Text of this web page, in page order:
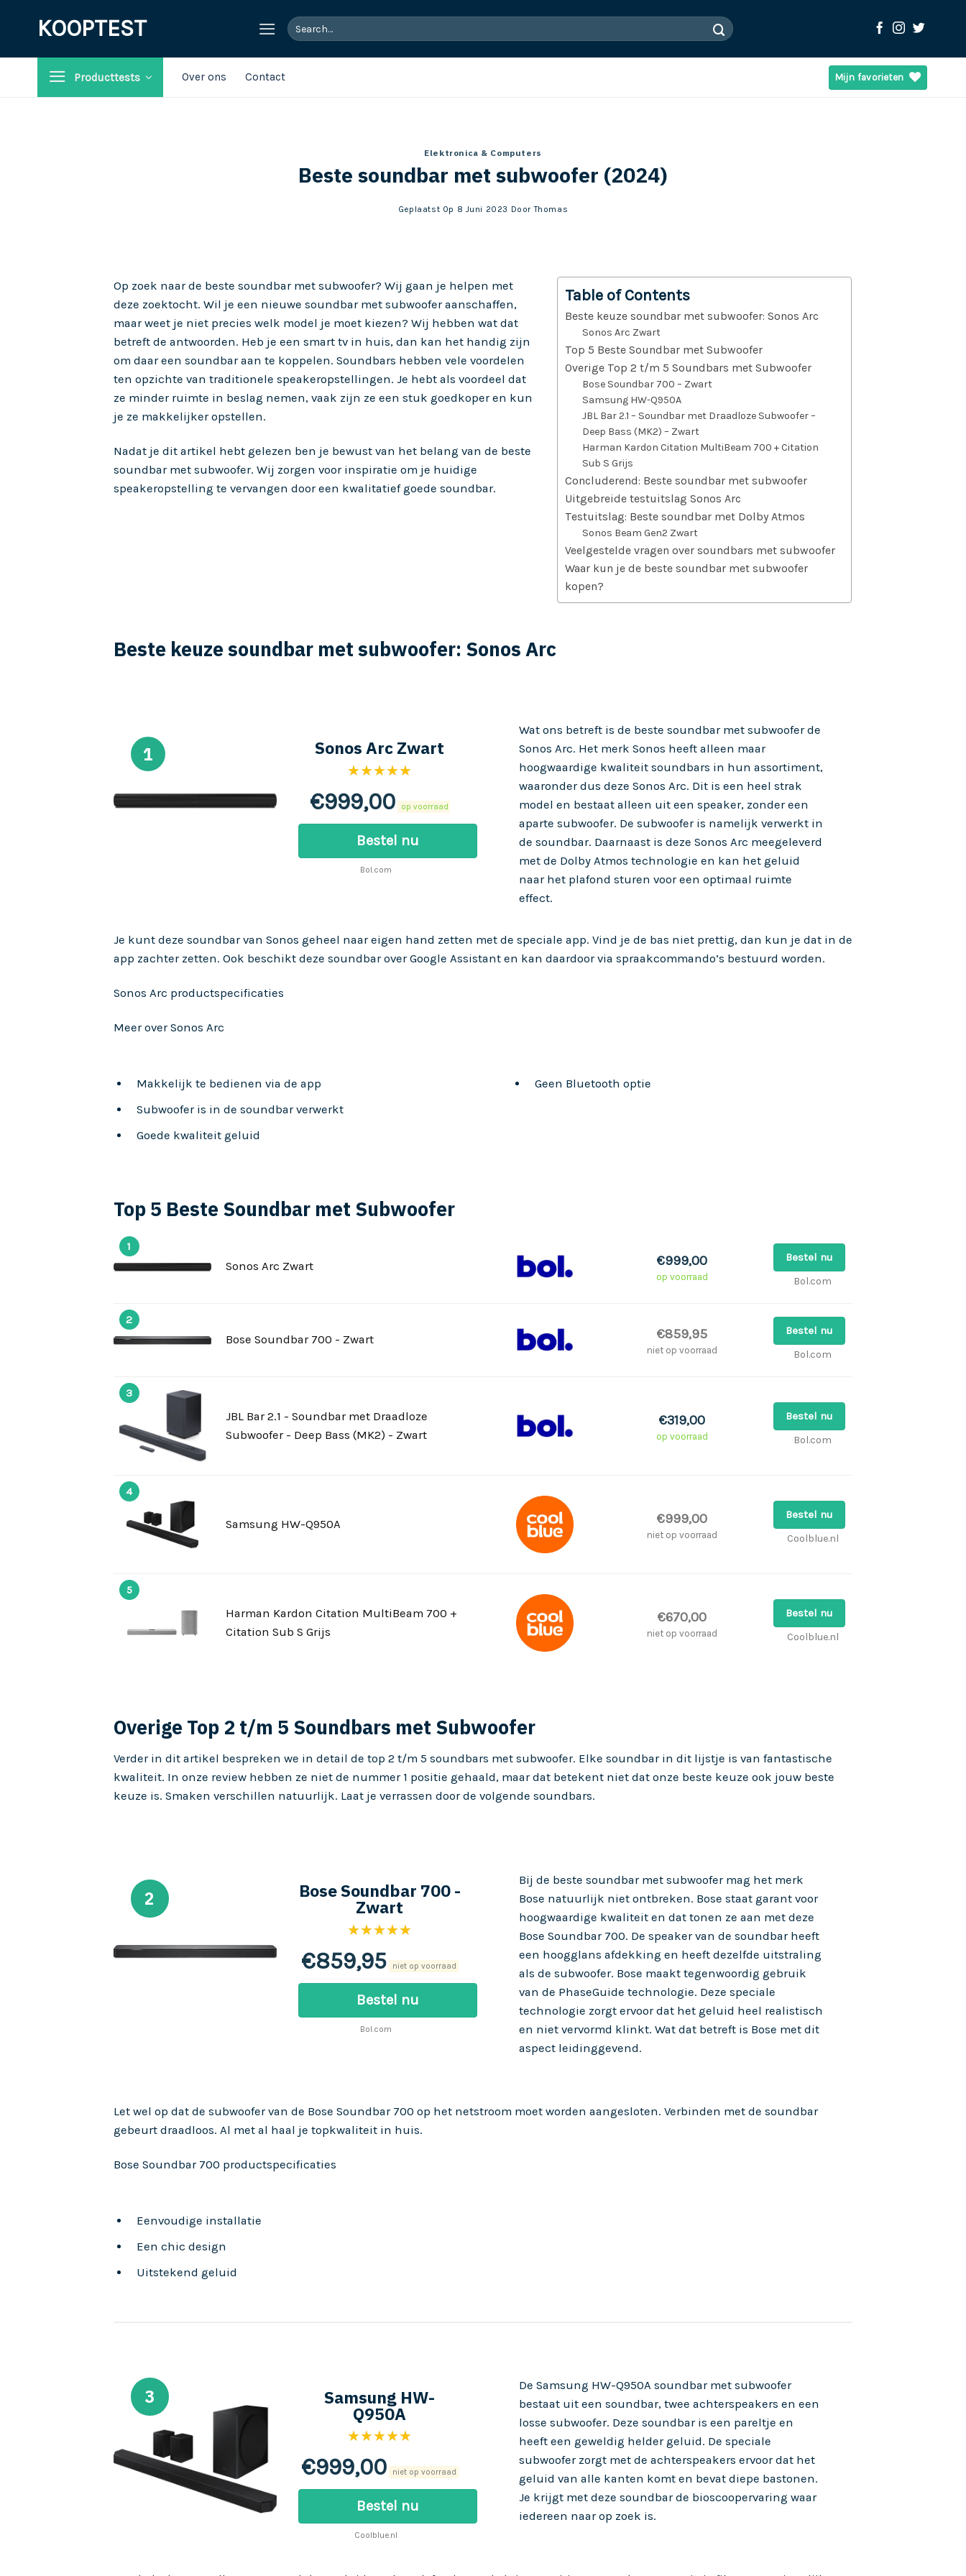
KOOPTEST
Search
for:
Producttests Over ons Contact Mijn favorieten
Elektronica & Computers
Beste soundbar met subwoofer (2024)
Geplaatst Op 8 Juni 2023 DoorThomas
Op zoek naar de beste soundbar met subwoofer? Wij gaan je helpen met
deze zoektocht. Wil je een nieuwe soundbar met subwoofer aanschaffen,
maar weet je niet precies welk model je moet kiezen? Wij hebben wat dat
betreft de antwoorden. Heb je een smart tv in huis, dan kan het handig zijn
om daar een soundbar aan te koppelen. Soundbars hebben vele voordelen
ten opzichte van traditionele speakeropstellingen. Je hebt als voordeel dat
ze minder ruimte in beslag nemen, vaak zijn ze een stuk goedkoper en kun
je ze makkelijker opstellen.
Nadat je dit artikel hebt gelezen ben je bewust van het belang van de beste
soundbar met subwoofer. Wij zorgen voor inspiratie om je huidige
speakeropstelling te vervangen door een kwalitatief goede soundbar.
Table of Contents
Beste keuze soundbar met subwoofer: Sonos Arc
Sonos Arc Zwart
Top 5 Beste Soundbar met Subwoofer
Overige Top 2 t/m 5 Soundbars met Subwoofer
Bose Soundbar 700 – Zwart
Samsung HW-Q950A
JBL Bar 2.1 – Soundbar met Draadloze Subwoofer –
Deep Bass (MK2) – Zwart
Harman Kardon Citation MultiBeam 700 + Citation
Sub S Grijs
Concluderend: Beste soundbar met subwoofer
Uitgebreide testuitslag Sonos Arc
Testuitslag: Beste soundbar met Dolby Atmos
Sonos Beam Gen2 Zwart
Veelgestelde vragen over soundbars met subwoofer
Waar kun je de beste soundbar met subwoofer
kopen?
Beste keuze soundbar met subwoofer: Sonos Arc
Sonos Arc Zwart
★★★★★
€999,00 op voorraad
Bestel nu
Bol.com
1
Wat ons betreft is de beste soundbar met subwoofer de
Sonos Arc. Het merk Sonos heeft alleen maar
hoogwaardige kwaliteit soundbars in hun assortiment,
waaronder dus deze Sonos Arc. Dit is een heel strak
model en bestaat alleen uit een speaker, zonder een
aparte subwoofer. De subwoofer is namelijk verwerkt in
de soundbar. Daarnaast is deze Sonos Arc meegeleverd
met de Dolby Atmos technologie en kan het geluid
naar het plafond sturen voor een optimaal ruimte
effect.
Je kunt deze soundbar van Sonos geheel naar eigen hand zetten met de speciale app. Vind je de bas niet prettig, dan kun je dat in de
app zachter zetten. Ook beschikt deze soundbar over Google Assistant en kan daardoor via spraakcommando’s bestuurd worden.
Sonos Arc productspecificaties
Meer over Sonos Arc
Makkelijk te bedienen via de app
Subwoofer is in de soundbar verwerkt
Goede kwaliteit geluid
Geen Bluetooth optie
Top 5 Beste Soundbar met Subwoofer
1
Sonos Arc Zwart €999,00
op voorraad
Bestel nu
Bol.com
2
Bose Soundbar 700 - Zwart €859,95
niet op voorraad
Bestel nu
Bol.com
3
JBL Bar 2.1 - Soundbar met Draadloze
Subwoofer - Deep Bass (MK2) - Zwart
€319,00
op voorraad
Bestel nu
Bol.com
4
Samsung HW-Q950A €999,00
niet op voorraad
Bestel nu
Coolblue.nl
5
Harman Kardon Citation MultiBeam 700 +
Citation Sub S Grijs
€670,00
niet op voorraad
Bestel nu
Coolblue.nl
Overige Top 2 t/m 5 Soundbars met Subwoofer
Verder in dit artikel bespreken we in detail de top 2 t/m 5 soundbars met subwoofer. Elke soundbar in dit lijstje is van fantastische
kwaliteit. In onze review hebben ze niet de nummer 1 positie gehaald, maar dat betekent niet dat onze beste keuze ook jouw beste
keuze is. Smaken verschillen natuurlijk. Laat je verrassen door de volgende soundbars.
Bose Soundbar 700 -
Zwart
★★★★★
€859,95 niet op voorraad
Bestel nu
Bol.com
2
Bij de beste soundbar met subwoofer mag het merk
Bose natuurlijk niet ontbreken. Bose staat garant voor
hoogwaardige kwaliteit en dat tonen ze aan met deze
Bose Soundbar 700. De speaker van de soundbar heeft
een hoogglans afdekking en heeft dezelfde uitstraling
als de subwoofer. Bose maakt tegenwoordig gebruik
van de PhaseGuide technologie. Deze speciale
technologie zorgt ervoor dat het geluid heel realistisch
en niet vervormd klinkt. Wat dat betreft is Bose met dit
aspect leidinggevend.
Let wel op dat de subwoofer van de Bose Soundbar 700 op het netstroom moet worden aangesloten. Verbinden met de soundbar
gebeurt draadloos. Al met al haal je topkwaliteit in huis.
Bose Soundbar 700 productspecificaties
Eenvoudige installatie
Een chic design
Uitstekend geluid
Samsung HW-
Q950A
★★★★★
€999,00 niet op voorraad
Bestel nu
Coolblue.nl
3
De Samsung HW-Q950A soundbar met subwoofer
bestaat uit een soundbar, twee achterspeakers en een
losse subwoofer. Deze soundbar is een pareltje en
heeft een geweldig helder geluid. De speciale
subwoofer zorgt met de achterspeakers ervoor dat het
geluid van alle kanten komt en bevat diepe bastonen.
Je krijgt met deze soundbar de bioscoopervaring waar
iedereen naar op zoek is.